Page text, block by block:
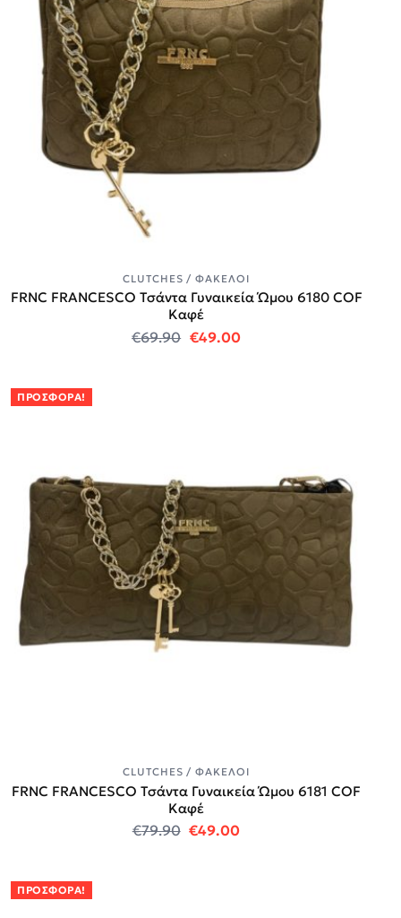
CLUTCHES / ΦΆΚΕΛΟΙ
FRNC FRANCESCO Τσάντα Γυναικεία Ώμου 6180 COF
Καφέ
€69.90 Original price was: €69.90.
€49.00Η τρέχουσα τιμή
ΠΡΟΣΦΟΡΆ!
CLUTCHES / ΦΆΚΕΛΟΙ
FRNC FRANCESCO Τσάντα Γυναικεία Ώμου 6181 COF
Καφέ
€79.90 Original price was: €79.90.
€49.00Η τρέχουσα τιμή
ΠΡΟΣΦΟΡΆ!